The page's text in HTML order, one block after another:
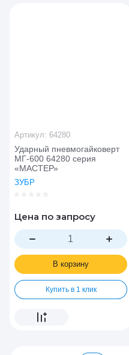
Ударный пневмогайковерт
МГ-600 64280 серия
«МАСТЕР»
ЗУБР
Артикул: 64280
Цена по запросу
В корзину
Купить в 1 клик